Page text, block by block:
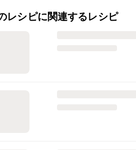
レシピに関連するレシピ